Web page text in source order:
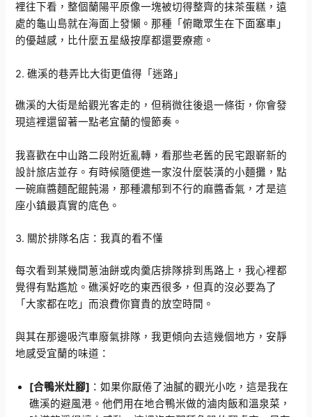
裡往下看，整個蘭陽平原像一塊被切得整齊的抹茶蛋糕，遠
處的龜山島就在海面上發懶。那種「俯瞰眾生在下面塞車」
的優越感，比什麼五星級按摩都還要療癒。
2. 礁溪的巷弄比大街更值得「迷路」
礁溪的大街是給觀光客走的，但稍微往後退一條街，你會發
現這裡還留著一點老宜蘭的慢節奏。
我喜歡在中山路二段附近亂轉，看那些老舊的民宅跟嶄新的
設計旅店並存。有時候隨便進一家沒什麼裝潢的小麵攤，點
一碗麻醬麵配餛飩湯，那種濃郁到不行的麻醬香氣，才是這
座小鎮最真實的底色。
3. 關於排隊名店：我真的看不懂
每次看到某幾間蔥油餅或肉羹店排隊排到馬路上，我心裡都
覺得有點尷尬。礁溪好吃的東西很多，但真的沒必要為了
「大家都在吃」而浪費你寶貴的放空時間。
與其在那邊吸汽車廢氣排隊，我更傾向去這幾個地方，安靜
地感受宜蘭的味道：
[合鴨米灶腳] ：如果你厭倦了油膩的觀光小吃，這是我在
礁溪的避風港。他們用在地合鴨米做的滷肉飯和溫泉菜，